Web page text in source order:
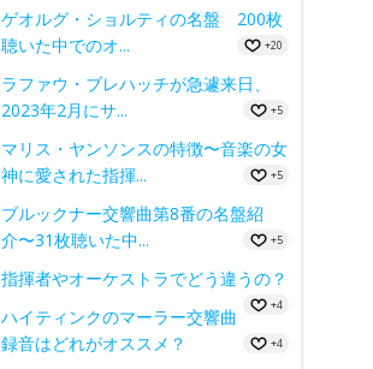
ゲオルグ・ショルティの名盤 200枚
聴いた中でのオ...
+20
ラファウ・ブレハッチが急遽来日、
2023年2月にサ...
+5
マリス・ヤンソンスの特徴〜音楽の女
神に愛された指揮...
+5
ブルックナー交響曲第8番の名盤紹
介〜31枚聴いた中...
+5
指揮者やオーケストラでどう違うの？
+4
ハイティンクのマーラー交響曲
録音はどれがオススメ？
+4